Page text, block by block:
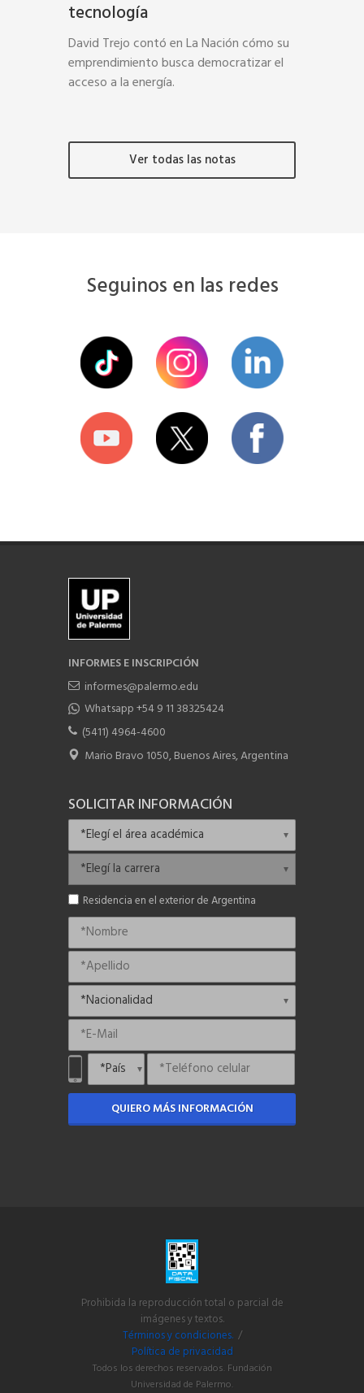
tecnología
David Trejo contó en La Nación cómo su
emprendimiento busca democratizar el
acceso a la energía.
Ver todas las notas
Seguinos en las redes
INFORMES E INSCRIPCIÓN
informes@palermo.edu
Whatsapp +54 9 11 38325424
(5411) 4964-4600
Mario Bravo 1050, Buenos Aires, Argentina
SOLICITAR INFORMACIÓN
Residencia en el exterior de Argentina
QUIERO MÁS INFORMACIÓN
Prohibida la reproducción total o parcial de
imágenes y textos.
Términos y condiciones. /
Política de privacidad
Todos los derechos reservados. Fundación
Universidad de Palermo.